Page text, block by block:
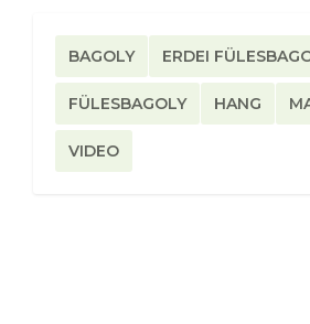
BAGOLY ERDEI
FÜLESBAGOLY HANG
VIDEO